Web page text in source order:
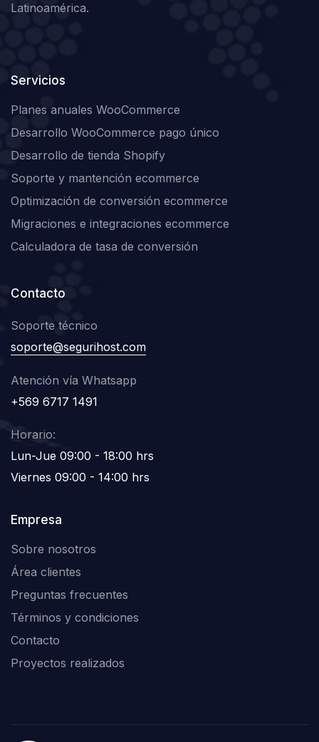
Latinoamérica.
Empresa
Sobre nosotros
Área clientes
Preguntas frecuentes
Términos y condiciones
Contacto
Proyectos realizados
Servicios
Planes anuales WooCommerce
Desarrollo WooCommerce pago único
Desarrollo de tienda Shopify
Soporte y mantención ecommerce
Optimización de conversión ecommerce
Migraciones e integraciones ecommerce
Calculadora de tasa de conversión
Contacto
Soporte técnico
soporte@segurihost.com
Atención vía Whatsapp
+569 6717 1491
Horario:
Lun-Jue 09:00 - 18:00 hrs
Viernes 09:00 - 14:00 hrs